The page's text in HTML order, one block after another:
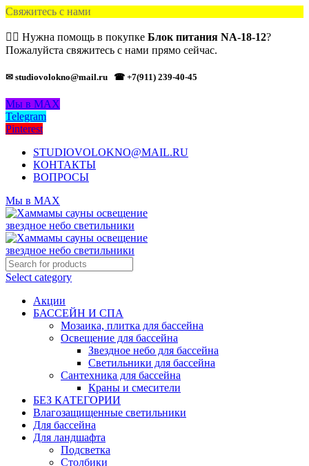
Свяжитесь с нами
🙋‍♂️ Нужна помощь в покупке Блок питания NA-18-12?
Пожалуйста свяжитесь с нами прямо сейчас.
✉ studiovolokno@mail.ru ☎ +7(911) 239-40-45
Мы в MAX
Telegram
Pinterest
STUDIOVOLOKNO@MAIL.RU
КОНТАКТЫ
ВОПРОСЫ
Мы в MAX
Select category
Акции
БАССЕЙН И СПА
Мозаика, плитка для бассейна
Освещение для бассейна
Звездное небо для бассейна
Светильники для бассейна
Сантехника для бассейна
Краны и смесители
БЕЗ КАТЕГОРИИ
Влагозащищенные светильники
Для бассейна
Для ландшафта
Подсветка
Столбики